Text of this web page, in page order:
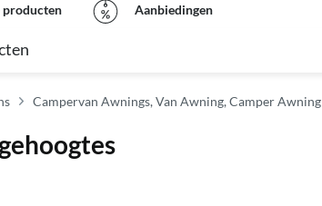
producten Aanbiedingen
Campervan Awnings, Van Awning, Camper Awning